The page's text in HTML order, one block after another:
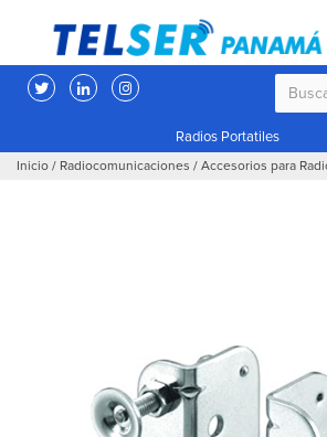
Radios Portatiles
Inicio / Radiocomunicaciones / Accesorios para